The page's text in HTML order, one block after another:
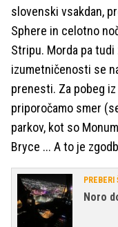
slovenski vsakdan,
Sphere in celotno
Stripu. Morda pa
izumetničenosti se
prenesti. Za pobeg
priporočamo smer
parkov, kot so
Bryce ... A to je
PREBERI
Noro